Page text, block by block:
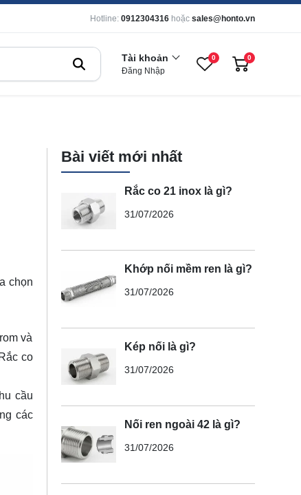
Hotline: 0912304316 hoặc sales@honto.vn
Tài khoản
Đăng Nhập
0 0
chọn
và
co
cầu
các
Bài viết mới nhất
Rắc co 21 inox là gì?
31/07/2026
Khớp nối mềm ren là gì?
31/07/2026
Kép nối là gì?
31/07/2026
Nối ren ngoài 42 là gì?
31/07/2026